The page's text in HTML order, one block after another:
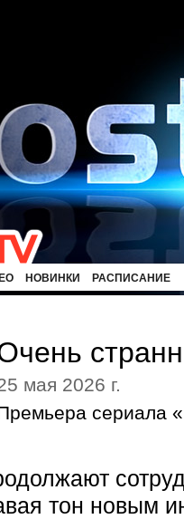
НОВИНКИ РАСПИСАНИЕ
мая 2026 г.
сериала
тон новым